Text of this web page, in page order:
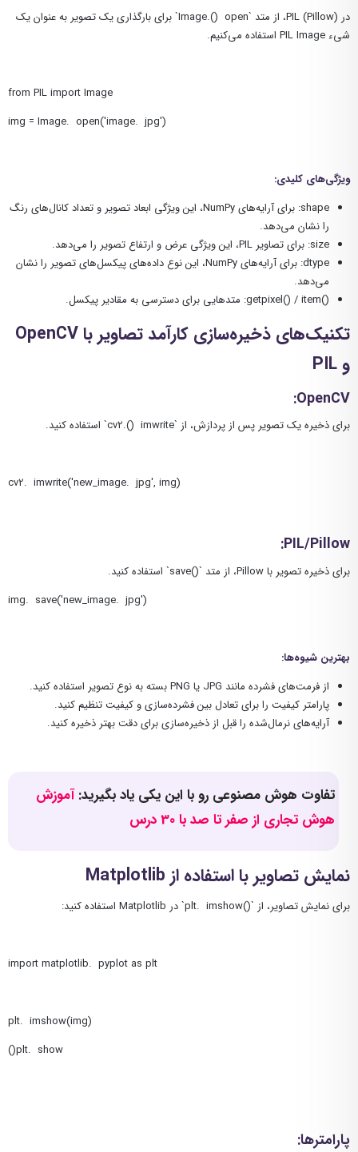
در PIL (Pillow)، از متد `Image.() open` برای بارگذاری یک تصویر به عنوان یک
شیء PIL Image استفاده می‌کنیم.
from PIL import Image
img = Image. open('image. jpg')
ویژگی‌های کلیدی:
shape: برای آرایه‌های NumPy، این ویژگی ابعاد تصویر و تعداد کانال‌های رنگ
را نشان می‌دهد.
size: برای تصاویر PIL، این ویژگی عرض و ارتفاع تصویر را می‌دهد.
dtype: برای آرایه‌های NumPy، این نوع داده‌های پیکسل‌های تصویر را نشان
می‌دهد.
()getpixel() / item: متدهایی برای دسترسی به مقادیر پیکسل.
تکنیک‌های ذخیره‌سازی کارآمد تصاویر باOpenCV
و
OpenCV
:
برای ذخیره یک تصویر پس از پردازش، از `cv2.() imwrite` استفاده کنید.
cv2. imwrite('new_image. jpg', img)
PIL/Pillow
:
برای ذخیره تصویر با Pillow، از متد `()save` استفاده کنید.
img. save('new_image. jpg')
بهترین شیوه‌ها:
از فرمت‌های فشرده مانند JPG یا PNG بسته به نوع تصویر استفاده کنید.
پارامتر کیفیت را برای تعادل بین فشرده‌سازی و کیفیت تنظیم کنید.
آرایه‌های نرمال‌شده را قبل از ذخیره‌سازی برای دقت بهتر ذخیره کنید.
تفاوت هوش مصنوعی رو با این یکی یاد بگیرید:آموزش
هوش تجاری از صفر تا صد با 30 درس
نمایش تصاویر با استفاده ازMatplotlib
برای نمایش تصاویر، از `()plt. imshow` در Matplotlib استفاده کنید:
import matplotlib. pyplot as plt
plt. imshow(img)
plt. show()
پارامترها: